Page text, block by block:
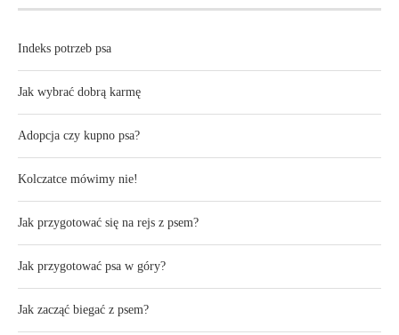
Indeks potrzeb psa
Jak wybrać dobrą karmę
Adopcja czy kupno psa?
Kolczatce mówimy nie!
Jak przygotować się na rejs z psem?
Jak przygotować psa w góry?
Jak zacząć biegać z psem?